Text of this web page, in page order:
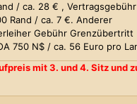
/ ca. 28 € , Vertragsgebühr
Rand / ca. 7 €. Anderer
Gebühr Grenzübertritt
750 N$ / ca. 56 Euro pro
mit 3. und 4. Sitz und